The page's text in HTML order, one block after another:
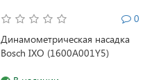
0
Динамометрическая насадка
Bosch IXO (1600A001Y5)